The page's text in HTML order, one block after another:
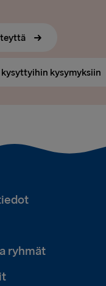
kysymyksiin
ryhmät